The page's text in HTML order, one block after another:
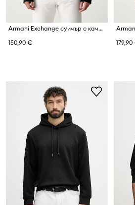
Armani Exchange суичър с качулка мъжки с памук
150,90 €